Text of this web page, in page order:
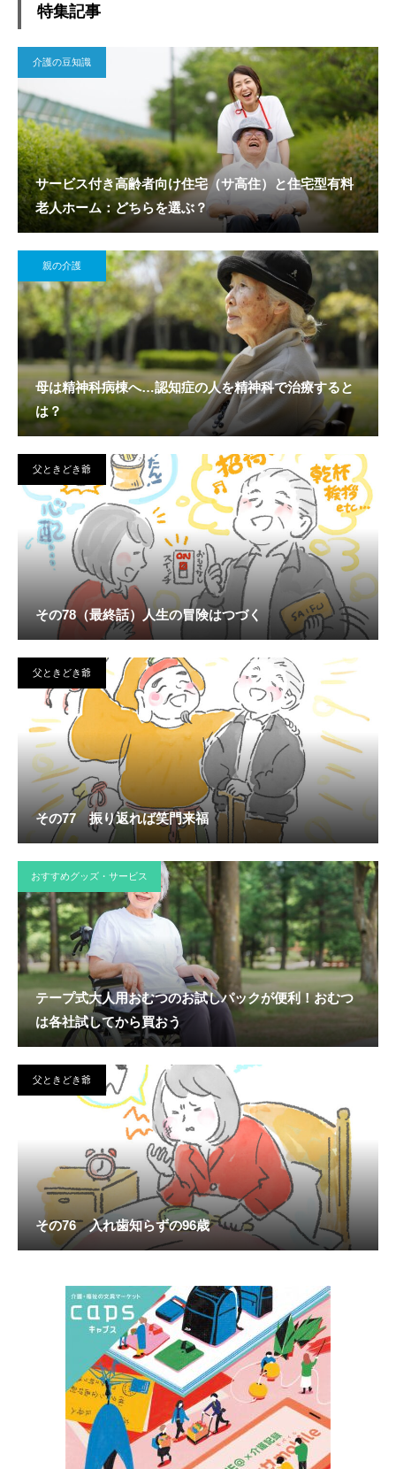
特集記事
介護の豆知識
サービス付き高齢者向け住宅（サ高住）と住宅型有料
老人ホーム：どちらを選ぶ？
親の介護
母は精神科病棟へ…認知症の人を精神科で治療すると
は？
父ときどき爺
その78（最終話）人生の冒険はつづく
父ときどき爺
その77 振り返れば笑門来福
おすすめグッズ・サービス
テープ式大人用おむつのお試しパックが便利！おむつ
は各社試してから買おう
父ときどき爺
その76 入れ歯知らずの96歳